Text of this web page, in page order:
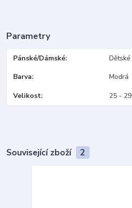
Parametry
Pánské/Dámské Dětské
Barva Modrá
Velikost 25 - 29
Související zboží 2